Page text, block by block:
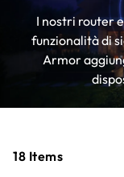
I nostri router
funzionalità di
Armor
18 Items